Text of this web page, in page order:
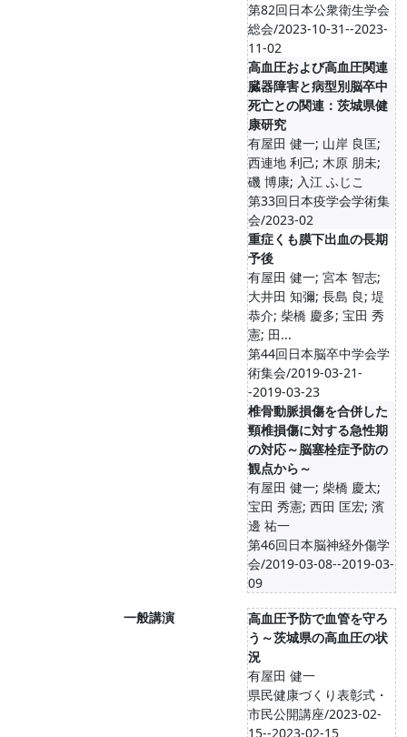
第82回日本公衆衛生学会
総会/2023-10-31--2023-
11-02
高血圧および高血圧関連
臓器障害と病型別脳卒中
死亡との関連：茨城県健
康研究
有屋田 健一; 山岸 良匡;
西連地 利己; 木原 朋未;
磯 博康; 入江 ふじこ
第33回日本疫学会学術集
会/2023-02
重症くも膜下出血の長期
予後
有屋田 健一; 宮本 智志;
大井田 知彌; 長島 良; 堤
恭介; 柴橋 慶多; 宝田 秀
憲; 田...
第44回日本脳卒中学会学
術集会/2019-03-21-
-2019-03-23
椎骨動脈損傷を合併した
頸椎損傷に対する急性期
の対応～脳塞栓症予防の
観点から～
有屋田 健一; 柴橋 慶太;
宝田 秀憲; 西田 匡宏; 濱
邊 祐一
第46回日本脳神経外傷学
会/2019-03-08--2019-03-
09
一般講演
高血圧予防で血管を守ろ
う～茨城県の高血圧の状
況
有屋田 健一
県民健康づくり表彰式・
市民公開講座/2023-02-
15--2023-02-15